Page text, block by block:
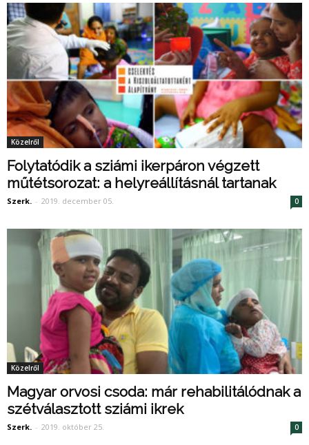
Közelről
Folytatódik a sziámi ikerpáron végzett
műtétsorozat: a helyreállításnál tartanak
Szerk. - 2019. december 05. 0
Közelről
Magyar orvosi csoda: már rehabilitálódnak a
szétválasztott sziámi ikrek
Szerk. - 2019. október 25. 0